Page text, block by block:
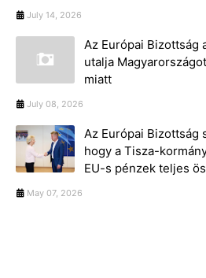
July 14, 2026
Az Európai Bizottság
utalja
miatt
July 08, 2026
Az Európai Bizottság
hogy a Tisza-
EU-s pénzek teljes
May 07, 2026